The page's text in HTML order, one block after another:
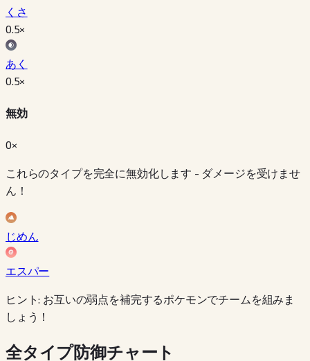
くさ
0.5×
あく
0.5×
無効
0×
これらのタイプを完全に無効化します - ダメージを受けませ
ん！
じめん
エスパー
ヒント: お互いの弱点を補完するポケモンでチームを組みま
しょう！
全タイプ防御チャート